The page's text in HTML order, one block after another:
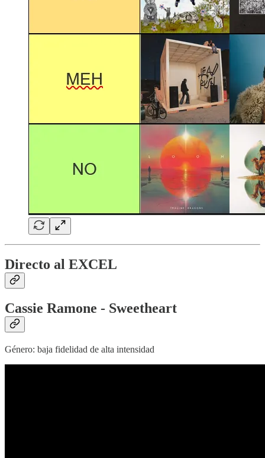
Directo al EXCEL
Cassie Ramone - Sweetheart
Género: baja fidelidad de alta intensidad